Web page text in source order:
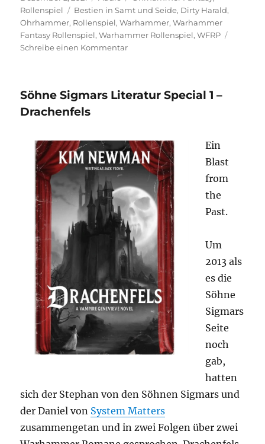
am
Rollenspiel
Schlagwörter
Bestien in Samt und Seide, Dirty Harald,
Ohrhammer, Rollenspiel,Warhammer,Warhammer
Fantasy Rollenspiel,Warhammer Rollenspiel,WFRP
Schreibe einen Kommentarzu
Special
in
Samt
Seide
Söhne Sigmars Literatur Special 1 –
Drachenfels
Ein
Blast
from
the
Past.
Um
2013 als
es die
Söhne
Sigmars
Seite
noch
gab,
hatten
sich der Stephan von den Söhnen Sigmars und
der Daniel von System Matters
zusammengetan und in zwei Folgen über zwei